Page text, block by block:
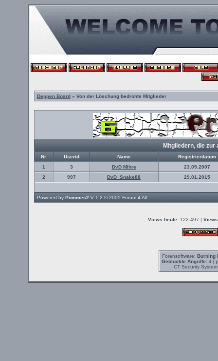
Deppen Board» Von der Löschung bedrohte Mitglieder
Mitgliedern, die
Nr. Userid Name
Registrierdatum
1
3 DvD Mihre
23.09.2007
2
997 DvD_Snake88 29.01.2015
Powered by Pommes2 V 1.2 © 2005 Forum 4 All
Views heute: 122.497 |
Forensoftware: Burning
Geblockte Angriffe:4 |
CT Security